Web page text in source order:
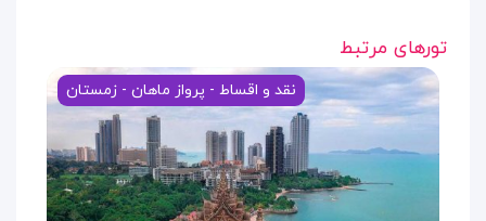
تورهای مرتبط
نقد و اقساط - پرواز ماهان - زمستان